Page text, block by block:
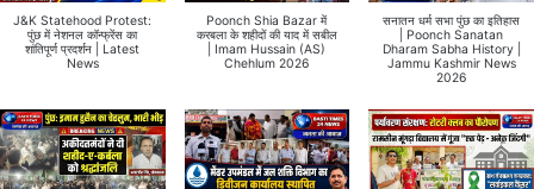
J&K Statehood Protest:
पुंछ में नेशनल कॉन्फ्रेंस का
शांतिपूर्ण प्रदर्शन | Latest
News
Poonch Shia Bazar में
करबला के शहीदों की याद में सबील
| Imam Hussain (AS)
Chehlum 2026
सनातन धर्म सभा पुंछ का इतिहास
| Poonch Sanatan
Dharam Sabha History |
Jammu Kashmir News
2026